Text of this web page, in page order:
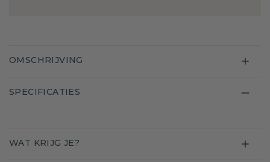
OMSCHRIJVING
SPECIFICATIES
WAT KRIJG JE?